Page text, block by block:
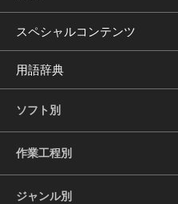
スペシャルコンテンツ
用語辞典
ソフト別
作業工程別
ジャンル別